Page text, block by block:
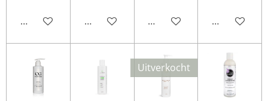
In winkelwagenIn winkelwagenIn winkelwagenIn
Uitverkocht